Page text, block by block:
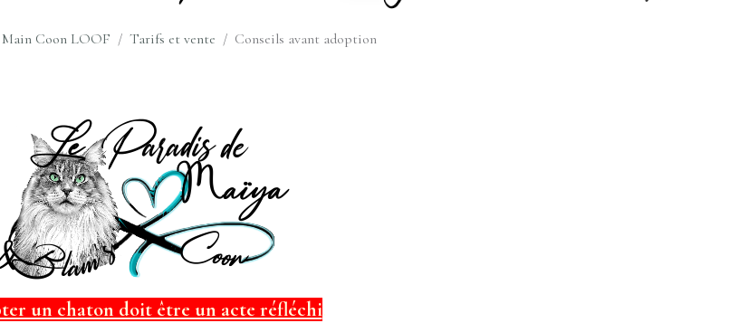
Main Coon LOOF Tarifs et vente Conseils avant adoption
un chaton doit être un acte réfléchi.